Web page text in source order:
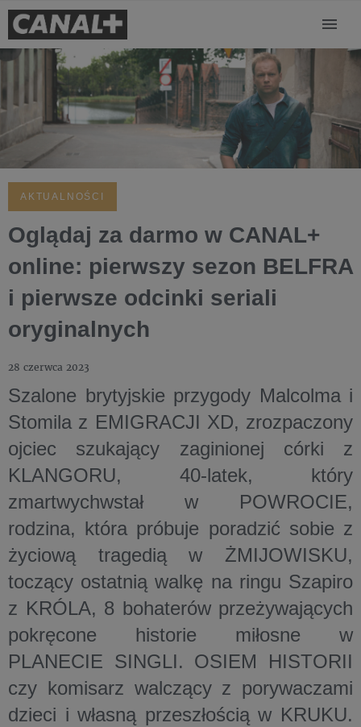
AKTUALNOŚCI
Oglądaj za darmo w CANAL+
online: pierwszy sezon BELFRA
i pierwsze odcinki seriali
oryginalnych
28 czerwca 2023
Szalone brytyjskie przygody Malcolma i
Stomila z EMIGRACJI XD, zrozpaczony
ojciec szukający zaginionej córki z
KLANGORU, 40-latek, który
zmartwychwstał w POWROCIE,
rodzina, która próbuje poradzić sobie z
życiową tragedią w ŻMIJOWISKU,
toczący ostatnią walkę na ringu Szapiro
z KRÓLA, 8 bohaterów przeżywających
pokręcone historie miłosne w
PLANECIE SINGLI. OSIEM HISTORII
czy komisarz walczący z porywaczami
dzieci i własną przeszłością w KRUKU.